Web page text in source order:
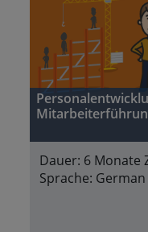
Dauer: 6 Monate
Sprache: German